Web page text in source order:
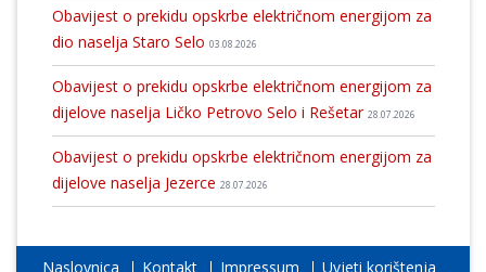
Obavijest o prekidu opskrbe električnom energijom za
dio naselja Staro Selo 03.08.2026
Obavijest o prekidu opskrbe električnom energijom za
dijelove naselja Ličko Petrovo Selo i Rešetar 28.07.2026
Obavijest o prekidu opskrbe električnom energijom za
dijelove naselja Jezerce 28.07.2026
Naslovnica Kontakt Impressum Uvjeti korištenja